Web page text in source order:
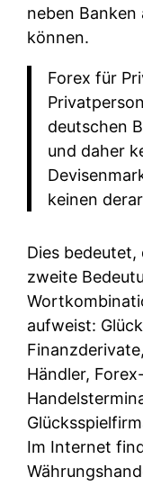
neben Banken
können.
Forex für
deutschen
und daher
keinen
Dies bedeutet,
zweite
aufweist:
Händler,
Im Internet